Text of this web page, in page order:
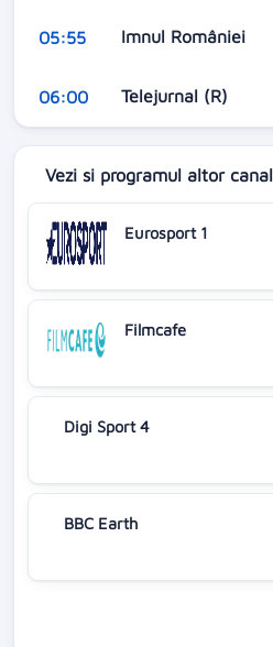
05:55 Imnul României
06:00 Telejurnal (R)
Vezi si programul altor
Eurosport 1
Filmcafe
Digi Sport 4
BBC Earth